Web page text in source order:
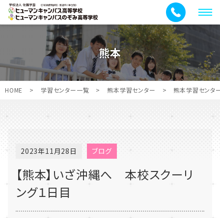
メ
ニ
ュ
ー
熊本
HOME > 学習センター一覧 > 熊本学習センター > 熊本学習センタ
2023年11月28日 ブログ
【熊本】いざ沖縄へ 本校スクーリ
ング１日目